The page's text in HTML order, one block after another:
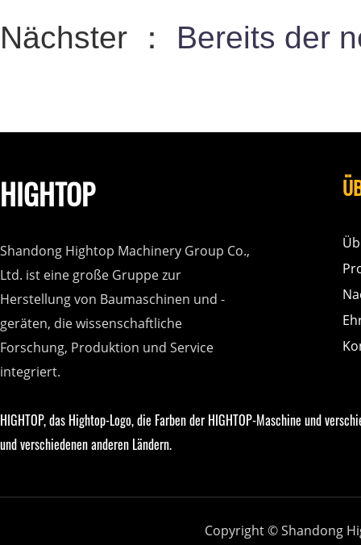
Nächster ： Bereits der
HIGHTOP
Shandong Hightop Machinery Group Co.,
Ltd. ist eine große Gruppe zur
Herstellung von Baumaschinen und -
geräten, die wissenschaftliche
Forschung, Produktion und Service
integriert.
HIGHTOP, das Hightop-Logo, die Farben der HIGHTOP-Maschine und
und verschiedenen anderen Ländern.
Copyright © Shandong